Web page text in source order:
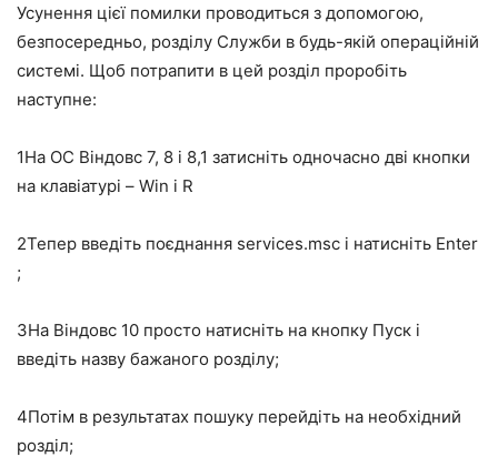
Усунення цієї помилки проводиться з допомогою,
безпосередньо, розділу Служби в будь-якій операційній
системі. Щоб потрапити в цей розділ проробіть
наступне:
1На ОС Віндовс 7, 8 і 8,1 затисніть одночасно дві кнопки
на клавіатурі – Win і R
2Тепер введіть поєднання services.msc і натисніть Enter
;
3На Віндовс 10 просто натисніть на кнопку Пуск і
введіть назву бажаного розділу;
4Потім в результатах пошуку перейдіть на необхідний
розділ;